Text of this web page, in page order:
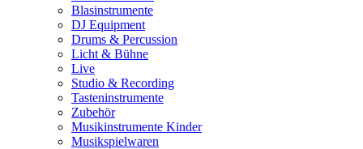
Blasinstrumente
DJ Equipment
Drums & Percussion
Licht & Bühne
Live
Studio & Recording
Tasteninstrumente
Zubehör
Musikinstrumente Kinder
Musikspielwaren